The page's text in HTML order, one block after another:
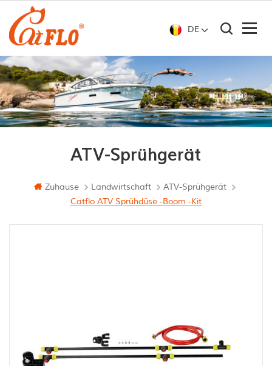
DE
ATV-Sprühgerät
Zuhause Landwirtschaft
ATV-Sprühgerät
Catflo ATV Sprühdüse -Boom -Kit